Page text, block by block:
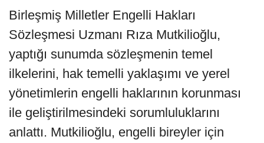
Birleşmiş Milletler Engelli Hakları
Sözleşmesi Uzmanı Rıza Mutkilioğlu,
yaptığı sunumda sözleşmenin temel
ilkelerini, hak temelli yaklaşımı ve yerel
yönetimlerin engelli haklarının korunması
ile geliştirilmesindeki sorumluluklarını
anlattı. Mutkilioğlu, engelli bireyler için